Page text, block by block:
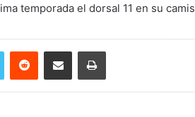
temporada el dorsal 11 en su